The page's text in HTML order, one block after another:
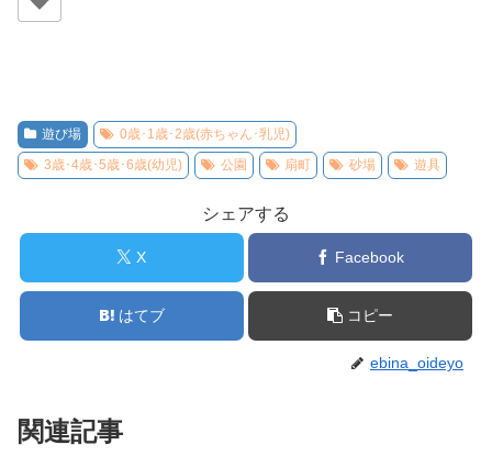
遊び場
0歳･1歳･2歳(赤ちゃん･乳児)
3歳･4歳･5歳･6歳(幼児)
公園 扇町 砂場 遊具
シェアする
X Facebook
はてブ コピー
ebina_oideyo
関連記事